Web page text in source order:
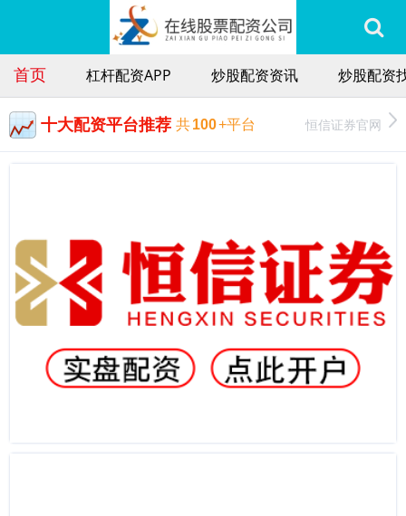
首页 杠杆配资APP 炒股配资资讯 炒股配资
十大配资平台推荐 共100+平台 恒信证券官网